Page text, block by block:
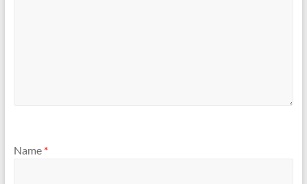
Name *